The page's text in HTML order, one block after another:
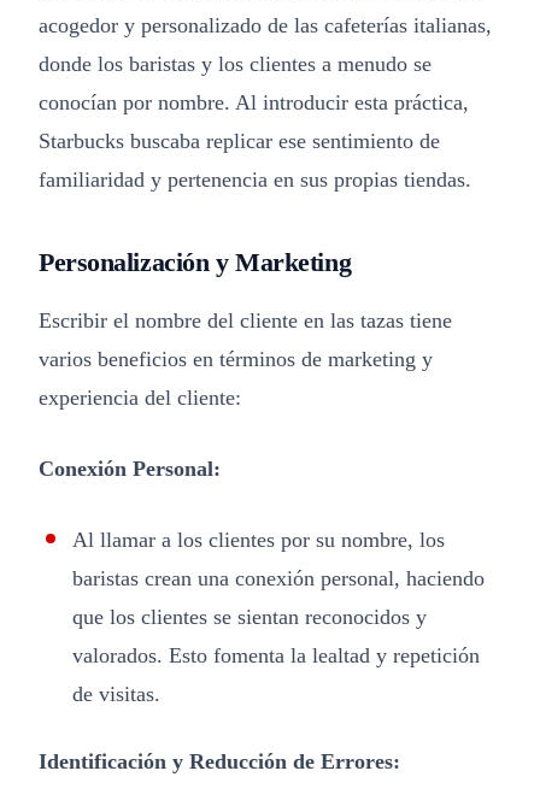
acogedor y personalizado de las cafeterías italianas,
donde los baristas y los clientes a menudo se
conocían por nombre. Al introducir esta práctica,
Starbucks buscaba replicar ese sentimiento de
familiaridad y pertenencia en sus propias tiendas.
Personalización y Marketing
Escribir el nombre del cliente en las tazas tiene
varios beneficios en términos de marketing y
experiencia del cliente:
Conexión Personal:
Al llamar a los clientes por su nombre, los
baristas crean una conexión personal, haciendo
que los clientes se sientan reconocidos y
valorados. Esto fomenta la lealtad y repetición
de visitas.
Identificación y Reducción de Errores: